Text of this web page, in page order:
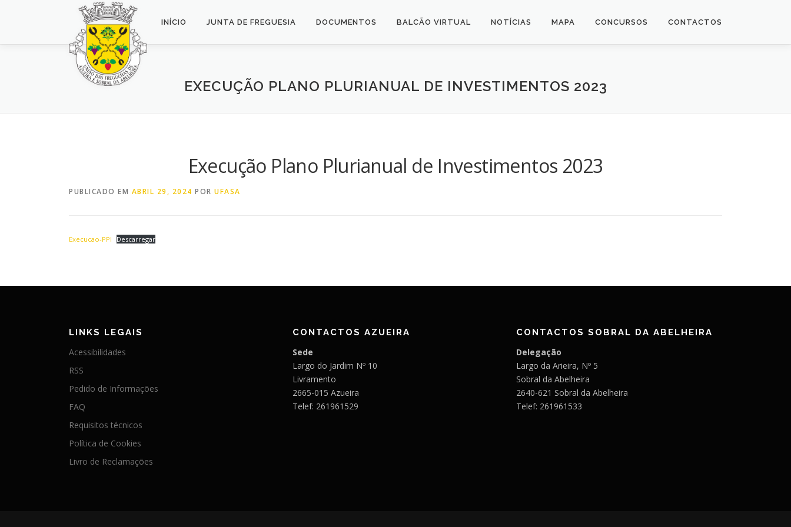
INÍCIO JUNTA DE FREGUESIA DOCUMENTOS BALCÃO VIRTUAL NOTÍCIAS MAPA CONCURSOS CONTACTOS
EXECUÇÃO PLANO PLURIANUAL DE INVESTIMENTOS 2023
Execução Plano Plurianual de Investimentos 2023
PUBLICADO EM ABRIL 29, 2024 POR UFASA
Execucao-PPI Descarregar
LINKS LEGAIS
Acessibilidades
RSS
Pedido de Informações
FAQ
Requisitos técnicos
Política de Cookies
Livro de Reclamações
CONTACTOS AZUEIRA
Sede
Largo do Jardim Nº 10
Livramento
2665-015 Azueira
Telef: 261961529
CONTACTOS SOBRAL DA ABELHEIRA
Delegação
Largo da Arieira, Nº 5
Sobral da Abelheira
2640-621 Sobral da Abelheira
Telef: 261961533